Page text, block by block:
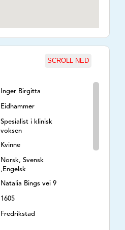
SCROLL NED
Inger Birgitta
Eidhammer
Spesialist i klinisk
voksen
Kvinne
Norsk, Svensk
,Engelsk
Natalia Bings vei 9
1605
Fredrikstad